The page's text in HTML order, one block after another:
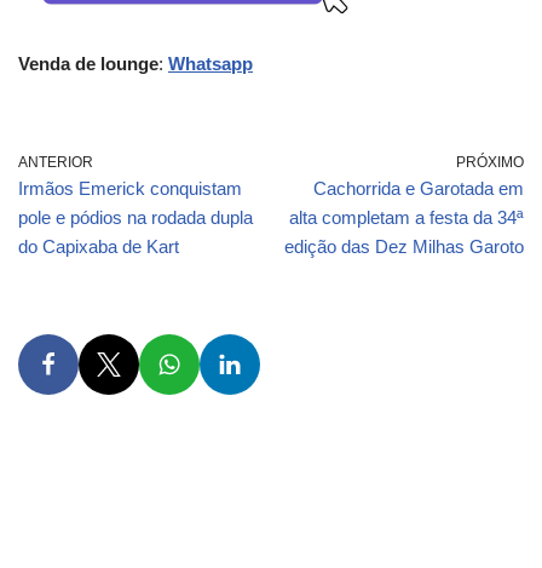
Venda de lounge: Whatsapp
ANTERIOR
Irmãos Emerick conquistam
pole e pódios na rodada dupla
do Capixaba de Kart
PRÓXIMO
Cachorrida e Garotada em
alta completam a festa da 34ª
edição das Dez Milhas Garoto